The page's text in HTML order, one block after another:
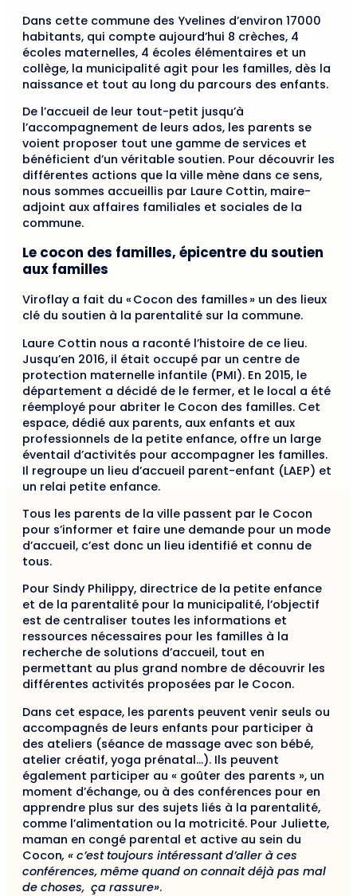
Dans cette commune des Yvelines d’environ 17000
habitants, qui compte aujourd’hui 8 crèches, 4
écoles maternelles, 4 écoles élémentaires et un
collège, la municipalité agit pour les familles, dès la
naissance et tout au long du parcours des enfants.
De l’accueil de leur tout-petit jusqu’à
l’accompagnement de leurs ados, les parents se
voient proposer tout une gamme de services et
bénéficient d’un véritable soutien. Pour découvrir les
différentes actions que la ville mène dans ce sens,
nous sommes accueillis par Laure Cottin, maire-
adjoint aux affaires familiales et sociales de la
commune.
Le cocon des familles, épicentre du soutien
aux familles
Viroflay a fait du « Cocon des familles » un des lieux
clé du soutien à la parentalité sur la commune.
Laure Cottin nous a raconté l’histoire de ce lieu.
Jusqu’en 2016, il était occupé par un centre de
protection maternelle infantile (PMI). En 2015, le
département a décidé de le fermer, et le local a été
réemployé pour abriter le Cocon des familles. Cet
espace, dédié aux parents, aux enfants et aux
professionnels de la petite enfance, offre un large
éventail d’activités pour accompagner les familles.
Il regroupe un lieu d’accueil parent-enfant (LAEP) et
un relai petite enfance.
Tous les parents de la ville passent par le Cocon
pour s’informer et faire une demande pour un mode
d’accueil, c’est donc un lieu identifié et connu de
tous.
Pour Sindy Philippy, directrice de la petite enfance
et de la parentalité pour la municipalité, l’objectif
est de centraliser toutes les informations et
ressources nécessaires pour les familles à la
recherche de solutions d’accueil, tout en
permettant au plus grand nombre de découvrir les
différentes activités proposées par le Cocon.
Dans cet espace, les parents peuvent venir seuls ou
accompagnés de leurs enfants pour participer à
des ateliers (séance de massage avec son bébé,
atelier créatif, yoga prénatal…). Ils peuvent
également participer au « goûter des parents », un
moment d’échange, ou à des conférences pour en
apprendre plus sur des sujets liés à la parentalité,
comme l’alimentation ou la motricité. Pour Juliette,
maman en congé parental et active au sein du
Cocon, « c’est toujours intéressant d’aller à ces
conférences, même quand on connait déjà pas mal
de choses, ça rassure».